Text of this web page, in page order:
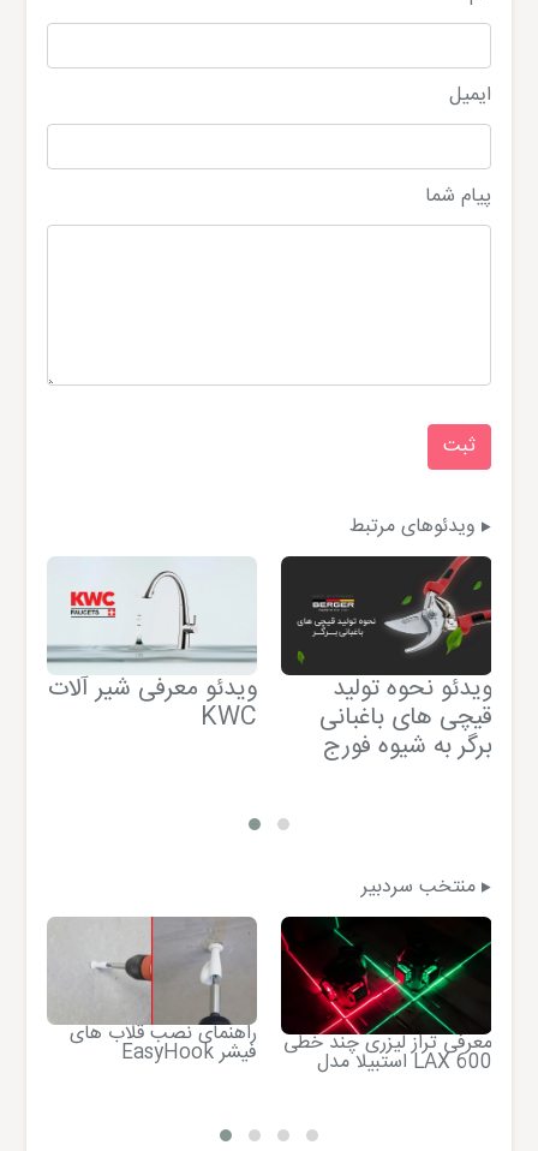
ایمیل
پیام شما
ویدئوهای مرتبط
ویدئو معرفی شیر آلات
KWC
ویدئو نحوه تولید
قیچی های باغبانی
برگر به شیوه فورج
منتخب سردبیر
راهنمای نصب قلاب های
EasyHook فیشر معرفی تراز لیزری چند خطی
استبیلا مدل LAX 600